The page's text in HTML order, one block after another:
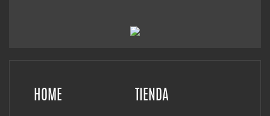
HOME TIENDA